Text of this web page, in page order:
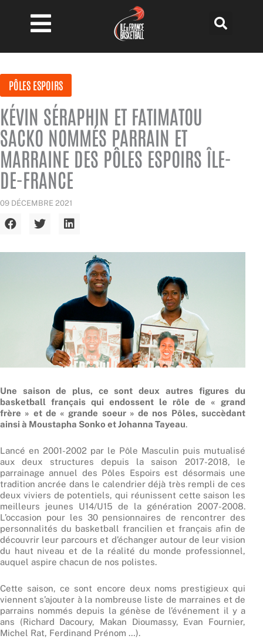
contenu
PÔLES ESPOIRS
KÉVIN SÉRAPHIN ET FATIMATOU
SACKO NOMMÉS PARRAIN ET
MARRAINE DES PÔLES ESPOIRS ÎLE-
DE-FRANCE
09 DÉCEMBRE 2021
Une saison de plus, ce sont deux autres
figures du
basketball français qui endossent le rôle de « grand
frère » et de « grande soeur » de nos Pôles, succèdant
ainsi à Moustapha Sonko et Johanna Tayeau.
Lancé en 2001-2002 par le Pôle Masculin puis mutualisé
aux deux structures depuis la saison 2017-2018, le
parrainage annuel des Pôles Espoirs est désormais une
tradition ancrée dans le calendrier déjà très rempli de ces
deux viviers de potentiels, qui réunissent cette saison les
meilleurs jeunes U14/U15 de la génération 2007-2008.
L’occasion pour les 30 pensionnaires de rencontrer des
personnalités du basketball francilien et français afin de
découvrir leur parcours et d’échanger autour de leur vision
du haut niveau et de la réalité du monde professionnel,
auquel aspire chacun de nos polistes.
Cette saison, ce sont encore deux noms prestigieux qui
viennent s’ajouter à la nombreuse liste de marraines et de
parrains nommés depuis la génèse de l’événement il y a
ans (Richard Dacoury, Makan Dioumassy, Evan Fournier,
Michel Rat, Ferdinand Prénom …).